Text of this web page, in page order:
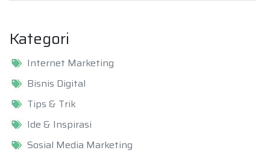
Kategori
Internet Marketing
Bisnis Digital
Tips & Trik
Ide & Inspirasi
Sosial Media Marketing